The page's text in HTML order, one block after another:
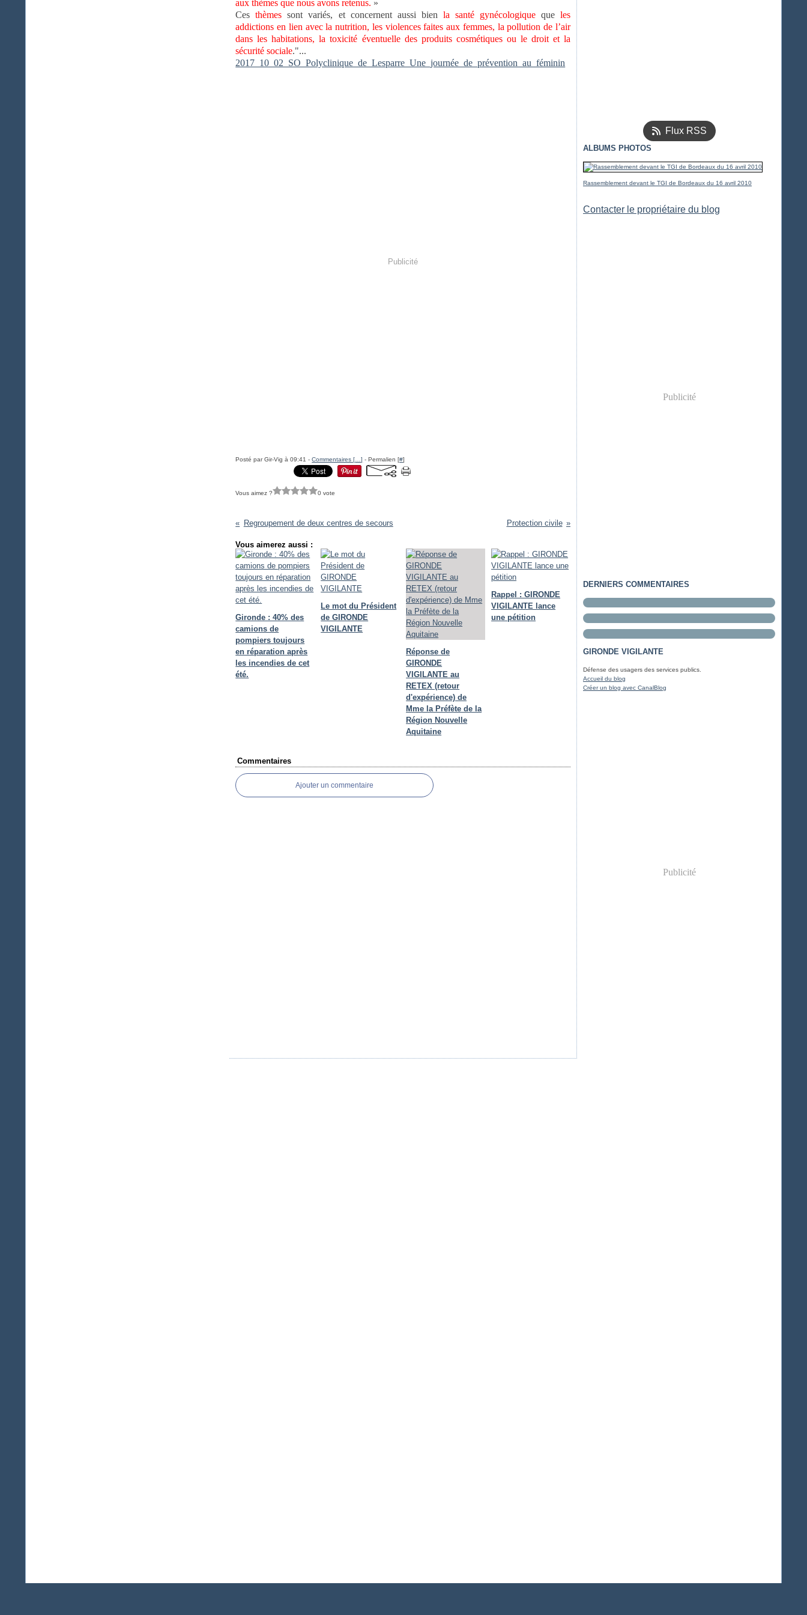
aux thèmes que nous avons retenus. »
Cesthèmes sont variés, et concernent aussi bien la santé gynécologiqueque les
addictions en lien avec la nutrition, les violences faites aux femmes, la pollution de l’air
dans les habitations, la toxicité éventuelle des produits cosmétiques ou le droit et la
sécurité sociale."...
2017_10_02_SO_Polyclinique_de_Lesparre_Une_journée_de_prévention_au_féminin
Publicité
Posté par Gir-Vig à 09:41 -Commentaires [ …] - Permalien [#]
Vous aimez ? 0 vote
Regroupement de deux centres de secours Protection civile
Vous aimerez aussi :
Gironde : 40% des
camions de
pompiers toujours
en réparation après
les incendies de cet
été.
Le mot du Président
de GIRONDE
VIGILANTE
Réponse de
GIRONDE
VIGILANTE au
RETEX (retour
d'expérience) de
Mme la Préfète de la
Région Nouvelle
Aquitaine
Rappel : GIRONDE
VIGILANTE lance
une pétition
Commentaires
Ajouter un commentaire
Flux RSS
ALBUMS PHOTOS
Rassemblement devant le TGI de Bordeaux du 16 avril 2010
Contacter le propriétaire du blog
Publicité
DERNIERS COMMENTAIRES
GIRONDE VIGILANTE
Défense des usagers des services publics.
Accueil du blog
Créer un blog avec CanalBlog
Publicité